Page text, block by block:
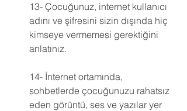
13- Çocuğunuz, internet kullanıcı
adını ve şifresini sizin dışında hiç
kimseye vermemesi gerektiğini
anlatınız.
14- İnternet ortamında,
sohbetlerde çocuğunuzu rahatsız
eden görüntü, ses ve yazılar yer